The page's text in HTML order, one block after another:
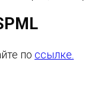
по ссылке.